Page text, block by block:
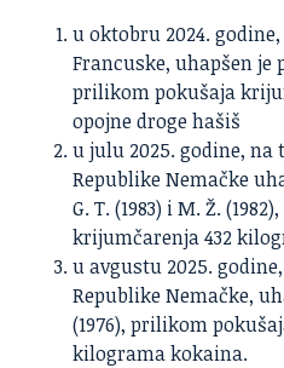
u oktobru 2024.
Francuske, uhapšen je
prilikom pokušaja
opojne droge hašiš
u julu 2025. godine, na
Republike Nemačke
G. T. (1983) i M. Ž.
krijumčarenja 432
u avgustu 2025.
Republike Nemačke,
(1976), prilikom
kilograma kokaina.